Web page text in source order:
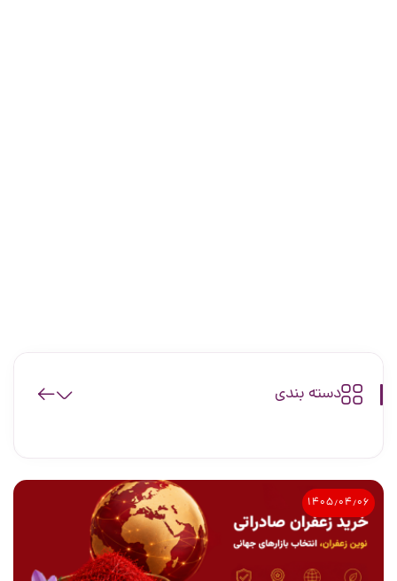
دسته بندی
۱۴۰۵٫۰۴٫۰۶